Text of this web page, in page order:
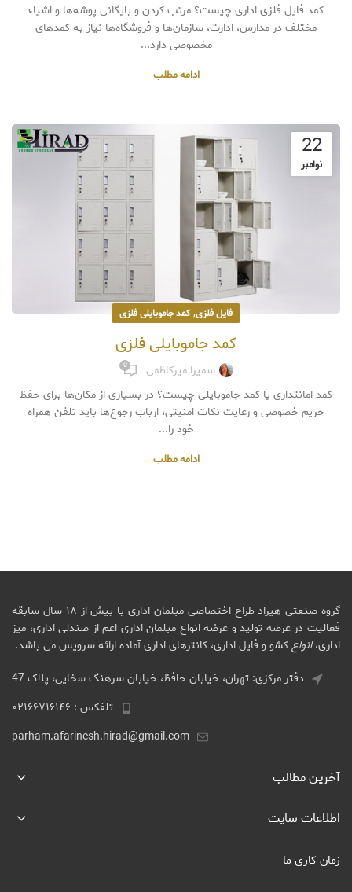
کمد فایل فلزی اداری چیست؟ مرتب کردن و بایگانی پوشه‌ها و اشیاء
مختلف در مدارس، ادارت، سازمان‌ها و فروشگاه‌ها نیاز به کمدهای
مخصوصی دارد...
ادامه مطلب
22
نوامبر
فایل فلزی,کمد جاموبایلی فلزی
کمد جاموبایلی فلزی
سمیرا میرکاظمی 0
کمد امانتداری یا کمد جاموبایلی چیست؟ در بسیاری از مکان‌ها برای حفظ
حریم خصوصی و رعایت نکات امنیتی، ارباب رجوع‌ها باید تلفن همراه
خود را...
ادامه مطلب
گروه صنعتی هیراد طراح اختصاصی مبلمان اداری با بیش از ۱۸ سال سابقه
فعالیت در عرصه تولید و عرضه انواع مبلمان اداری اعم از صندلی اداری، میز
اداری،انواعکشو و فایل اداری، کانترهای اداری آماده ارائه سرویس می باشد.
دفتر مرکزی: تهران، خیابان حافظ، خیابان سرهنگ سخایی، پلاک 47
تلفکس : ۰۲۱۶۶۷۱۶۱۴۶
parham.afarinesh.hirad@gmail.com
آخرین مطالب
اطلاعات سایت
زمان کاری ما